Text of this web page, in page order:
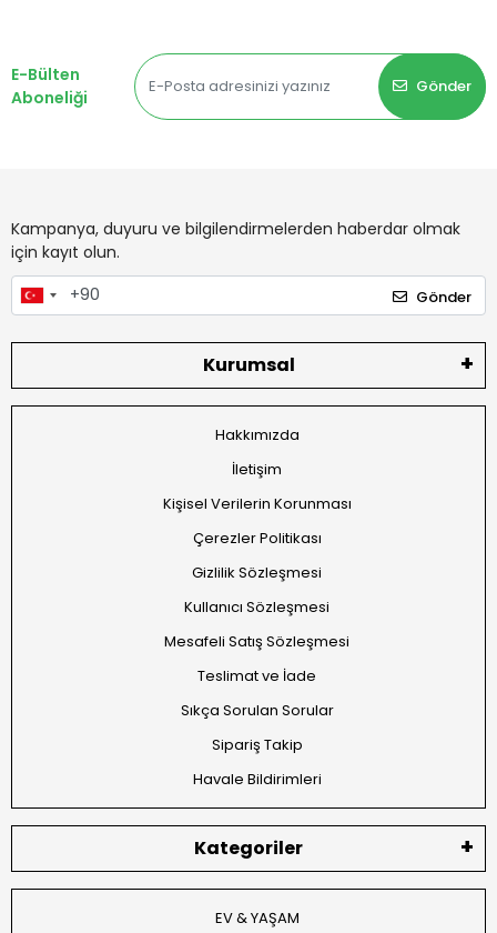
E-Bülten
Aboneliği
Gönder
Kampanya, duyuru ve bilgilendirmelerden haberdar olmak
için kayıt olun.
Gönder
Kurumsal
Hakkımızda
İletişim
Kişisel Verilerin Korunması
Çerezler Politikası
Gizlilik Sözleşmesi
Kullanıcı Sözleşmesi
Mesafeli Satış Sözleşmesi
Teslimat ve İade
Sıkça Sorulan Sorular
Sipariş Takip
Havale Bildirimleri
Kategoriler
EV & YAŞAM